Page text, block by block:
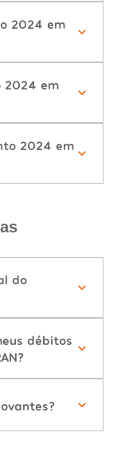
2024 em
2024 em
2024 em
do
débitos